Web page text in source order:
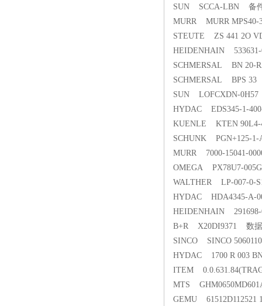
SUN SCCA-LBN 备
MURR MURR MPS40-
STEUTE ZS 441 2O
HEIDENHAIN
SCHMERSAL BN 20-
SCHMERSAL BPS
SUN LOFCXDN-
HYDAC EDS345-1-
KUENLE KTEN
SCHUNK PGN+125-
MURR 7000-15041-
OMEGA PX78U7-
WALTHER LP-007-0-
HYDAC HDA4345-A-
HEIDENHAIN
B+R X20DI9371 数
SINCO SINCO
HYDAC 1700 R 003
ITEM
MTS
GEMU